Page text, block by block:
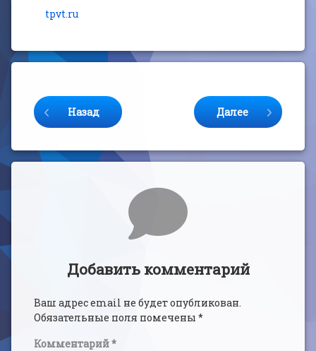
tpvt.ru
Назад Далее
Комментарии
Добавить комментарий
Ваш адрес email не будет опубликован.
Обязательные поля помечены *
Комментарий*